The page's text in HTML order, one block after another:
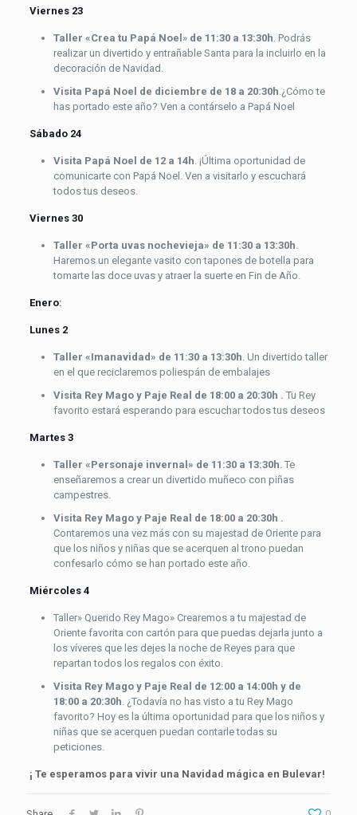
Viernes 23
Taller «Crea tu Papá Noel » de 11:30 a 13:30h. Podrás
realizar un divertido y entrañable Santa para la incluirlo en la
decoración de Navidad.
Visita Papá Noel de diciembre de 18 a 20:30h.¿Cómo te
has portado este año? Ven a contárselo a Papá Noel
Sábado 24
Visita Papá Noel de 12 a 14h. ¡Última oportunidad de
comunicarte con Papá Noel. Ven a visitarlo y escuchará
todos tus deseos.
Viernes 30
Taller «Porta uvas nochevieja» de 11:30 a 13:30h.
Haremos un elegante vasito con tapones de botella para
tomarte las doce uvas y atraer la suerte en Fin de Año.
Enero:
Lunes 2
Taller «Imanavidad» de 11:30 a 13:30h. Un divertido taller
en el que reciclaremos poliespán de embalajes
Visita Rey Mago y Paje Real de 18:00 a 20:30h . Tu Rey
favorito estará esperando para escuchar todos tus deseos
Martes 3
Taller «Personaje invernal» de 11:30 a 13:30h. Te
enseñaremos a crear un divertido muñeco con piñas
campestres.
Visita Rey Mago y Paje Real de 18:00 a 20:30h .
Contaremos una vez más con su majestad de Oriente para
que los niños y niñas que se acerquen al trono puedan
confesarlo cómo se han portado este año.
Miércoles 4
Taller» Querido Rey Mago» Crearemos a tu majestad de
Oriente favorita con cartón para que puedas dejarla junto a
los víveres que les dejes la noche de Reyes para que
repartan todos los regalos con éxito.
Visita Rey Mago y Paje Real de 12:00 a 14:00h y de
18:00 a 20:30h. ¿Todavía no has visto a tu Rey Mago
favorito? Hoy es la última oportunidad para que los niños y
niñas que se acerquen puedan contarle todas su
peticiones.
¡ Te esperamos para vivir una Navidad mágica en Bulevar!